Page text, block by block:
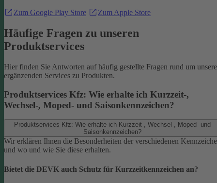
Zum Google Play Store Zum Apple Store
Häufige Fragen zu unseren
Produktservices
Hier finden Sie Antworten auf häufig gestellte Fragen rund um unsere
ergänzenden Services zu Produkten.
Produktservices Kfz: Wie erhalte ich Kurzzeit-,
Wechsel-, Moped- und Saisonkennzeichen?
Produktservices Kfz: Wie erhalte ich Kurzzeit-, Wechsel-, Moped- und
Saisonkennzeichen?
Wir erklären Ihnen die Besonderheiten der verschiedenen
und wo und wie Sie diese erhalten.
Bietet die DEVK auch Schutz für Kurzzeitkennzeichen an?